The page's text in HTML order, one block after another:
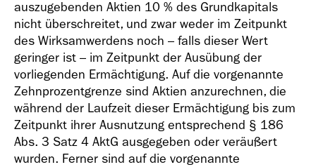
auszugebenden Aktien 10 % des Grundkapitals
nicht überschreitet, und zwar weder im Zeitpunkt
des Wirksamwerdens noch – falls dieser Wert
geringer ist – im Zeitpunkt der Ausübung der
vorliegenden Ermächtigung. Auf die vorgenannte
Zehnprozentgrenze sind Aktien anzurechnen, die
während der Laufzeit dieser Ermächtigung bis zum
Zeitpunkt ihrer Ausnutzung entsprechend § 186
Abs. 3 Satz 4 AktG ausgegeben oder veräußert
wurden. Ferner sind auf die vorgenannte